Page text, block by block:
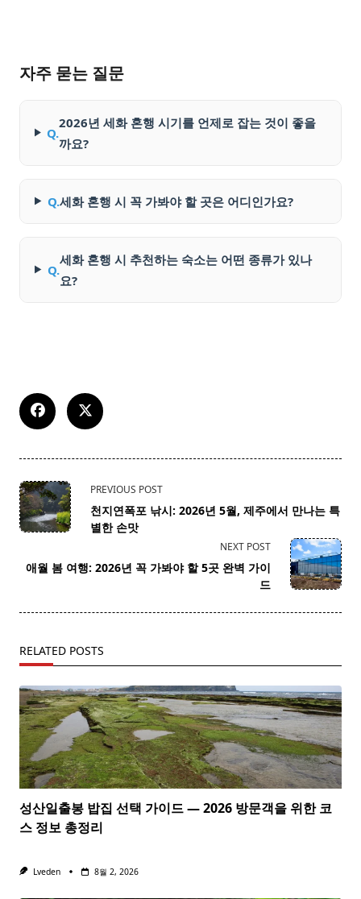
자주 묻는 질문
Q.
2026년 세화 혼행 시기를 언제로 잡는 것이 좋을
까요?
Q.세화 혼행 시 꼭 가봐야 할 곳은 어디인가요?
Q.
세화 혼행 시 추천하는 숙소는 어떤 종류가 있나
요?
<span
class="nav-
subtitle
reader-
PREVIOUS POST
천지연폭포 낚시: 2026년 5월, 제주에서 만나는 특
별한 손맛
NEXT POST
애월 봄 여행: 2026년 꼭 가봐야 할 5곳 완벽 가이
드
RELATED POSTS
성산일출봉 밥집 선택 가이드 — 2026 방문객을 위한 코
스 정보 총정리
Lveden 8월 2, 2026